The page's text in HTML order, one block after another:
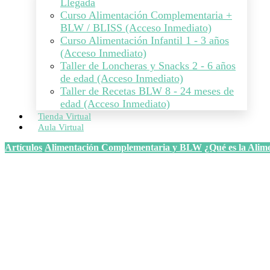
Llegada
Curso Alimentación Complementaria +
BLW / BLISS (Acceso Inmediato)
Curso Alimentación Infantil 1 - 3 años
(Acceso Inmediato)
Taller de Loncheras y Snacks 2 - 6 años
de edad (Acceso Inmediato)
Taller de Recetas BLW 8 - 24 meses de
edad (Acceso Inmediato)
Tienda Virtual
Aula Virtual
Artículos Alimentación Complementaria y BLW ¿Qué es la